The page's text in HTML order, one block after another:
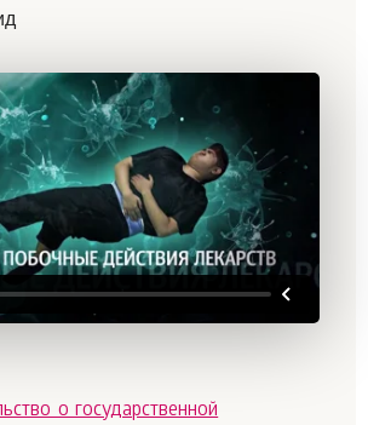
о государственной